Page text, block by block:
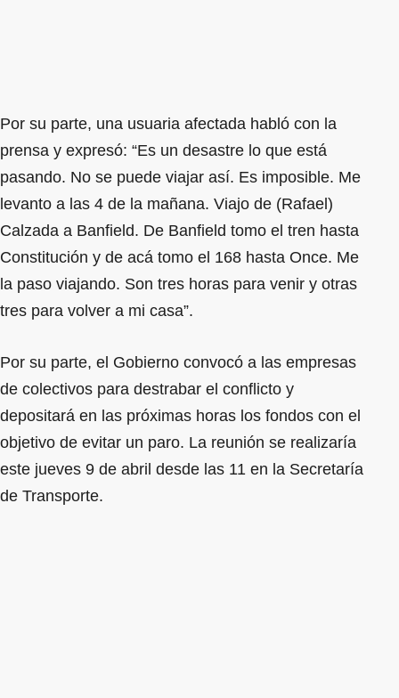
Por su parte, una usuaria afectada habló con la
prensa y expresó: “Es un desastre lo que está
pasando. No se puede viajar así. Es imposible. Me
levanto a las 4 de la mañana. Viajo de (Rafael)
Calzada a Banfield. De Banfield tomo el tren hasta
Constitución y de acá tomo el 168 hasta Once. Me
la paso viajando. Son tres horas para venir y otras
tres para volver a mi casa”.
Por su parte, el Gobierno convocó a las empresas
de colectivos para destrabar el conflicto y
depositará en las próximas horas los fondos con el
objetivo de evitar un paro. La reunión se realizaría
este jueves 9 de abril desde las 11 en la Secretaría
de Transporte.